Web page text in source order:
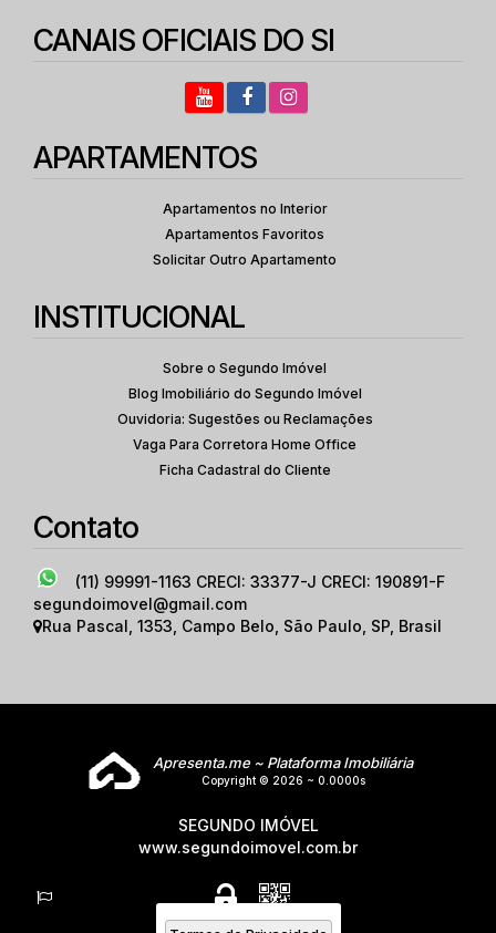
CANAIS OFICIAIS DO SI
APARTAMENTOS
Apartamentos no Interior
Apartamentos Favoritos
Solicitar Outro Apartamento
INSTITUCIONAL
Sobre o Segundo Imóvel
Blog Imobiliário do Segundo Imóvel
Ouvidoria: Sugestões ou Reclamações
Vaga Para Corretora Home Office
Ficha Cadastral do Cliente
Contato
(11) 99991-1163 CRECI: 33377-J CRECI: 190891-F
segundoimovel@gmail.com
Rua Pascal 1353 Campo Belo São Paulo SP Brasil
Apresenta.me ~ Plataforma Imobiliária
Copyright © 2026 ~ 0.0000s
SEGUNDO IMÓVEL
www.segundoimovel.com.br